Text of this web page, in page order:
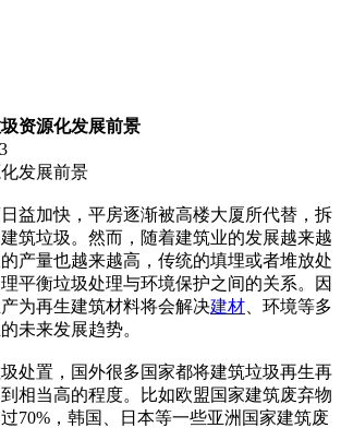
资源化发展前景
发展前景
益加快，平房逐渐被高楼大厦所代替，拆
筑垃圾。然而，随着建筑业的发展越来越
产量也越来越高，传统的填埋或者堆放处
平衡垃圾处理与环境保护之间的关系。因
为再生建筑材料将会解决建材 、环境等多
未来发展趋势。
处置，国外很多国家都将建筑垃圾再生再
相当高的程度。比如欧盟国家建筑废弃物
70%，韩国、日本等一些亚洲国家建筑废